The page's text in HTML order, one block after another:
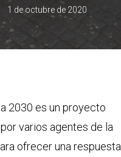
1 de octubre de 2020
2030 es un proyecto
varios agentes de la
ofrecer una respuesta